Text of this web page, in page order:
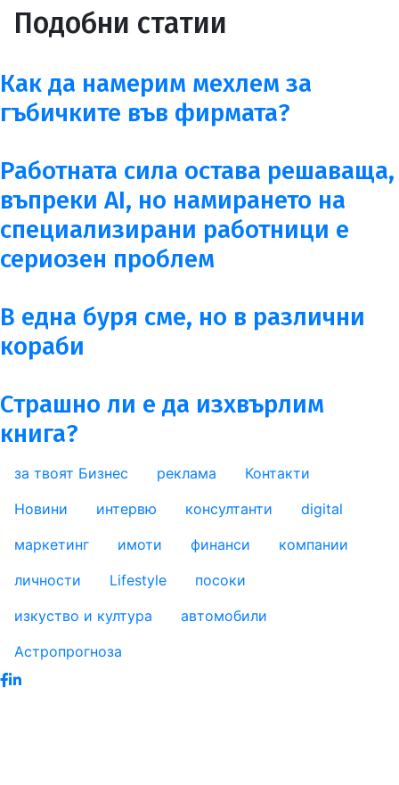
Подобни статии
Как да намерим мехлем за
гъбичките във фирмата?
Работната сила остава решаваща,
въпреки AI, но намирането на
специализирани работници е
сериозен проблем
В една буря сме, но в различни
кораби
Страшно ли е да изхвърлим
книга?
за твоят Бизнес реклама Контакти
footer_statii
Новини интервю консултанти
digital
маркетинг
имоти финанси
компании
личности
Lifestyle
посоки
изкуство и култура
автомобили
Астропрогноза